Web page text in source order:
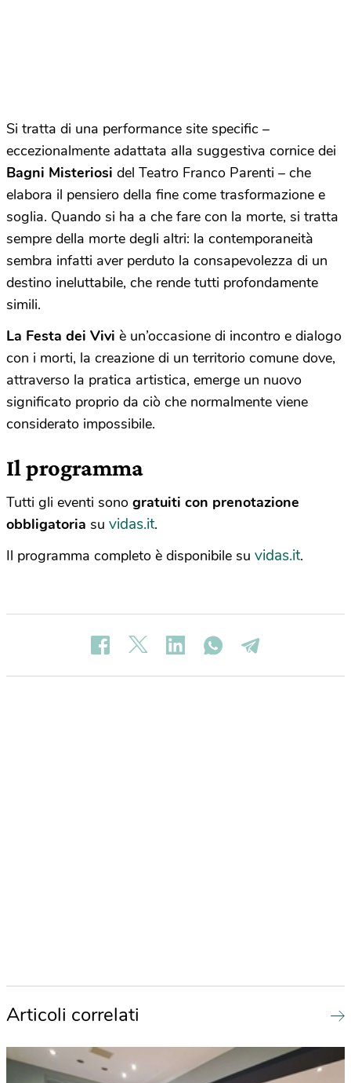
Si tratta di una performance site specific –
eccezionalmente adattata alla suggestiva cornice dei
Bagni Misteriosi del Teatro Franco Parenti – che
elabora il pensiero della fine come trasformazione e
soglia. Quando si ha a che fare con la morte, si tratta
sempre della morte degli altri: la contemporaneità
sembra infatti aver perduto la consapevolezza di un
destino ineluttabile, che rende tutti profondamente
simili.
La Festa dei Vivi è un’occasione di incontro e dialogo
con i morti, la creazione di un territorio comune dove,
attraverso la pratica artistica, emerge un nuovo
significato proprio da ciò che normalmente viene
considerato impossibile.
Il programma
Tutti gli eventi sono gratuiti con prenotazione
obbligatoria su vidas.it.
Il programma completo è disponibile su vidas.it.
Articoli correlati